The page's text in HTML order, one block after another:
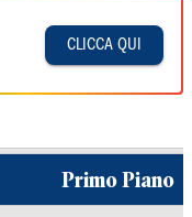
CLICCA QUI
Primo Piano